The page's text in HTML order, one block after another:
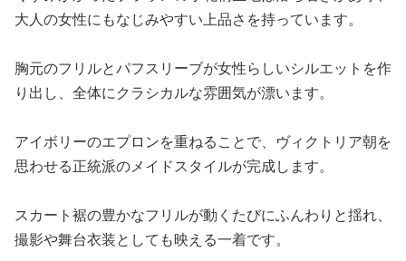
大人の女性にもなじみやすい上品さを持っています。
胸元のフリルとパフスリーブが女性らしいシルエットを作
り出し、全体にクラシカルな雰囲気が漂います。
アイボリーのエプロンを重ねることで、ヴィクトリア朝を
思わせる正統派のメイドスタイルが完成します。
スカート裾の豊かなフリルが動くたびにふんわりと揺れ、
撮影や舞台衣装としても映える一着です。